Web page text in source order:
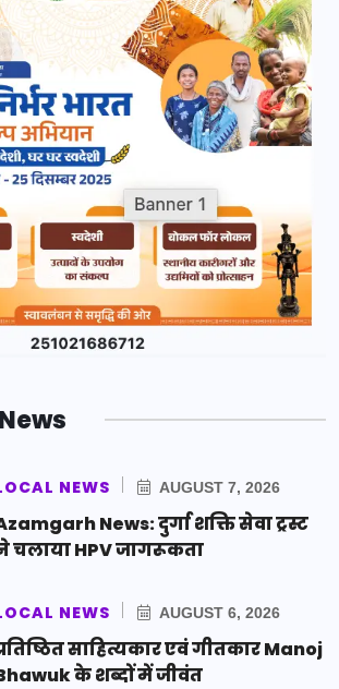
NEWS AUGUST 7, 2026
News: दुर्गा शक्ति सेवा ट्रस्ट
चलाया HPV जागरूकता
NEWS AUGUST 6, 2026
साहित्यकार एवं गीतकार Manoj
के शब्दों में जीवंत